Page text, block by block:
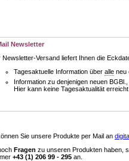
Newsletter
Newsletter-Versand liefert Ihnen die
Tagesaktuelle Information über alle neu
Information zu denjenigen neuen
Hier kann keine Tagesaktualität
Sie unsere Produkte per Mail an
Fragen zu unseren Produkten haben,
+43 (1) 206 99 - 295 an.